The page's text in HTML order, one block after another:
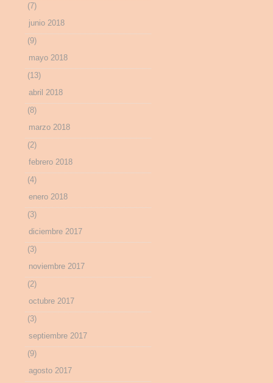
(7)
junio 2018
(9)
mayo 2018
(13)
abril 2018
(8)
marzo 2018
(2)
febrero 2018
(4)
enero 2018
(3)
diciembre 2017
(3)
noviembre 2017
(2)
octubre 2017
(3)
septiembre 2017
(9)
agosto 2017